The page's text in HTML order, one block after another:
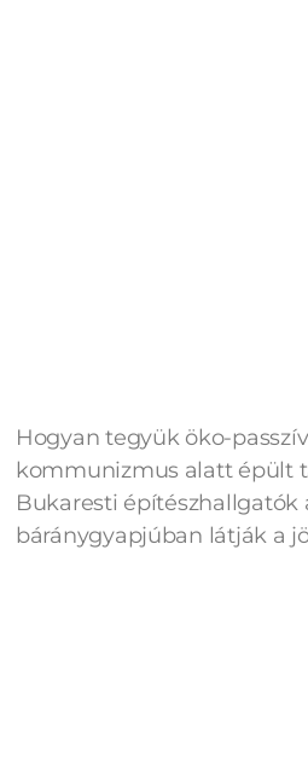
Hogyan tegyük öko-
kommunizmus alatt épült
Bukaresti építészhallgatók
báránygyapjúban látják a